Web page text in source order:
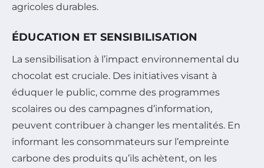
agricoles durables.
ÉDUCATION ET SENSIBILISATION
La sensibilisation à l’impact environnemental du
chocolat est cruciale. Des initiatives visant à
éduquer le public, comme des programmes
scolaires ou des campagnes d’information,
peuvent contribuer à changer les mentalités. En
informant les consommateurs sur l’empreinte
carbone des produits qu’ils achètent, on les